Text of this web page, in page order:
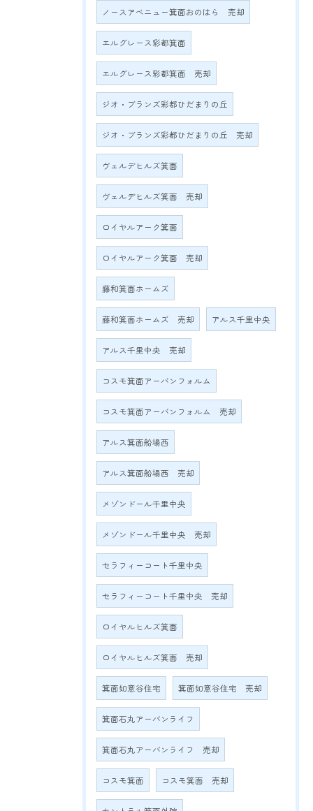
ノースアベニュー箕面おのはら 売却
エルグレース彩都箕面
エルグレース彩都箕面 売却
ジオ・ブランズ彩都ひだまりの丘
ジオ・ブランズ彩都ひだまりの丘 売却
ヴェルデヒルズ箕面
ヴェルデヒルズ箕面 売却
ロイヤルアーク箕面
ロイヤルアーク箕面 売却
藤和箕面ホームズ
藤和箕面ホームズ 売却 アルス千里中央
アルス千里中央 売却
コスモ箕面アーバンフォルム
コスモ箕面アーバンフォルム 売却
アルス箕面船場西
アルス箕面船場西 売却
メゾンドール千里中央
メゾンドール千里中央 売却
セラフィーコート千里中央
セラフィーコート千里中央 売却
ロイヤルヒルズ箕面
ロイヤルヒルズ箕面 売却
箕面如意谷住宅 箕面如意谷住宅 売却
箕面石丸アーバンライフ
箕面石丸アーバンライフ 売却
コスモ箕面 コスモ箕面 売却